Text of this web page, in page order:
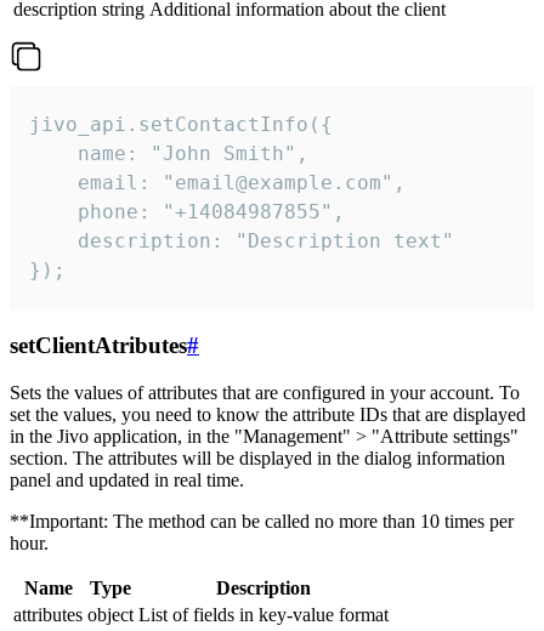
description string Additional information about the client
jivo_api.setContactInfo({
    name: "John Smith",
    email: "email@example.com",
    phone: "+14084987855",
    description: "Description text"
});
setClientAtributes#
Sets the values ​​of attributes that are configured in your account. To
set the values, you need to know the attribute IDs that are displayed
in the Jivo application, in the "Management" > "Attribute settings"
section. The attributes will be displayed in the dialog information
panel and updated in real time.
**Important: The method can be called no more than 10 times per
hour.
Name Type
Description
attributes object List of fields in key-value format